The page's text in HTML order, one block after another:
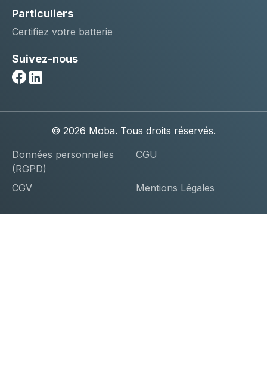
Particuliers
Certifiez votre batterie
Suivez-nous
© 2026 Moba. Tous droits réservés.
Données personnelles
(RGPD)
CGU
CGV Mentions Légales